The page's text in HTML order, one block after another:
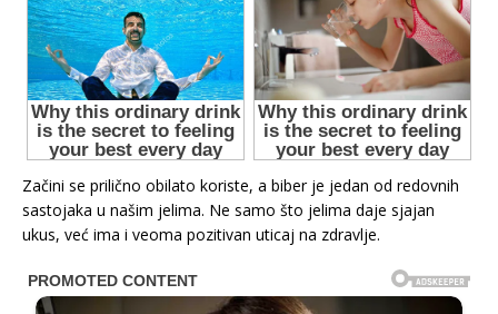
Začini se prilično obilato koriste, a biber je jedan od redovnih
sastojaka u našim jelima. Ne samo što jelima daje sjajan
ukus, već ima i veoma pozitivan uticaj na zdravlje.